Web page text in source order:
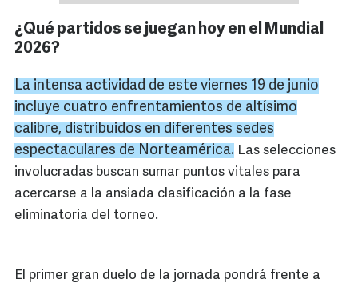
¿Qué partidos se juegan hoy en el Mundial
2026?
La intensa actividad de este viernes 19 de junio
incluye cuatro enfrentamientos de altísimo
calibre, distribuidos en diferentes sedes
espectaculares de Norteamérica. Las selecciones
involucradas buscan sumar puntos vitales para
acercarse a la ansiada clasificación a la fase
eliminatoria del torneo.
El primer gran duelo de la jornada pondrá frente a